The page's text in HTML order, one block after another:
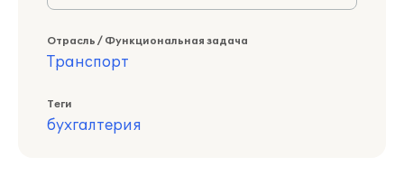
Отрасль / Функциональная задача
Транспорт
Теги
бухгалтерия